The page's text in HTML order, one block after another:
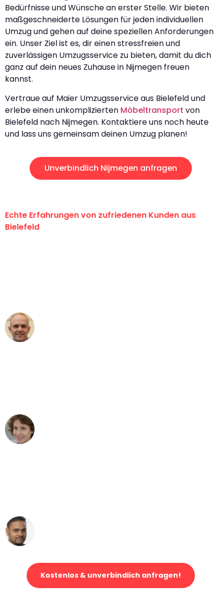
Bedürfnisse und Wünsche an erster Stelle. Wir bieten
maßgeschneiderte Lösungen für jeden individuellen
Umzug und gehen auf deine speziellen Anforderungen
ein. Unser Ziel ist es, dir einen stressfreien und
zuverlässigen Umzugsservice zu bieten, damit du dich
ganz auf dein neues Zuhause in Nijmegen freuen
kannst.
Vertraue auf Maier Umzugsservice aus Bielefeld und
erlebe einen unkomplizierten Möbeltransport von
Bielefeld nach Nijmegen. Kontaktiere uns noch heute
und lass uns gemeinsam deinen Umzug planen!
Unverbindlich Nijmegen anfragen
Echte Erfahrungen von zufriedenen Kunden aus
Bielefeld
Kostenlos & unverbindlich anfragen!